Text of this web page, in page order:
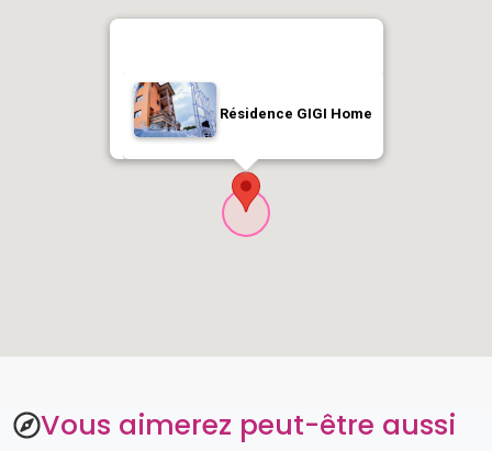
Résidence GIGI Home
Vous aimerez peut-être aussi